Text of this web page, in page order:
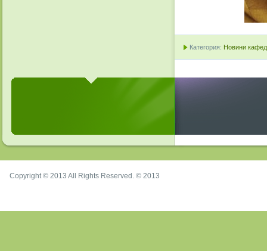
Категория: Новини
Copyright © 2013 All Rights Reserved. © 2013